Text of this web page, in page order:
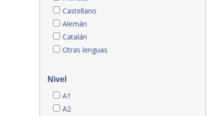
Castellano
Alemán
Catalán
Otras lenguas
Nivel
A1
A2